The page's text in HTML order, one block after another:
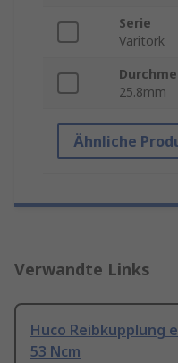
Serie
Varitork
25.8mm
Ähnliche
Verwandte Links
Huco Reibkupplung
53 Ncm